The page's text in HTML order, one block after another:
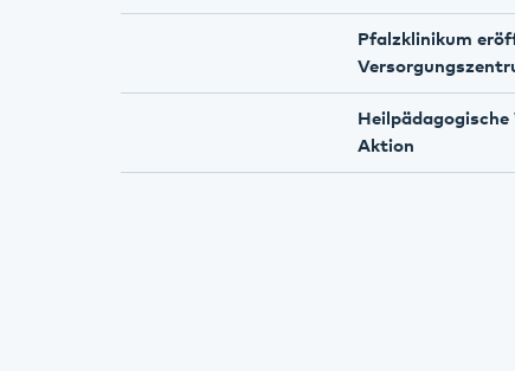
Pfalzklinikum
Aktion